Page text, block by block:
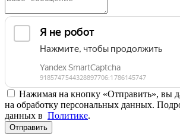
Нажимая на кнопку «Отправить», вы
на обработку персональных данных.
данных в Политике.
Отправить